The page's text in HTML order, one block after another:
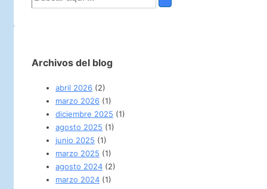
por:
Archivos del blog
abril 2026 (2)
marzo 2026 (1)
diciembre 2025 (1)
agosto 2025 (1)
junio 2025 (1)
marzo 2025 (1)
agosto 2024 (2)
marzo 2024 (1)